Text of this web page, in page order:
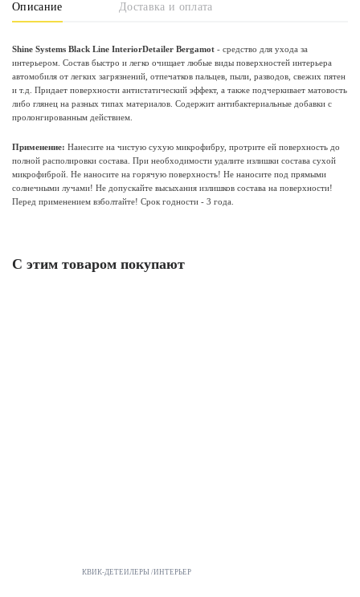
Описание Доставка и оплата
Shine Systems Black Line InteriorDetailer Bergamot - средство для ухода за
интерьером. Состав быстро и легко очищает любые виды поверхностей интерьера
автомобиля от легких загрязнений, отпечатков пальцев, пыли, разводов, свежих пятен
и т.д. Придает поверхности антистатический эффект, а также подчеркивает матовость
либо глянец на разных типах материалов. Содержит антибактериальные добавки с
пролонгированным действием.
Применение: Нанесите на чистую сухую микрофибру, протрите ей поверхность до
полной располировки состава. При необходимости удалите излишки состава сухой
микрофиброй. Не наносите на горячую поверхность! Не наносите под прямыми
солнечными лучами! Не допускайте высыхания излишков состава на поверхности!
Перед применением взболтайте! Срок годности - 3 года.
С этим товаром покупают
КВИК-ДЕТЕЙЛЕРЫ /ИНТЕРЬЕР